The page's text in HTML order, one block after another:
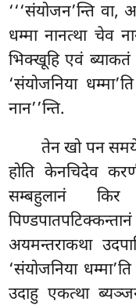
‘‘‘संयोजन’न्ति वा,
धम्मा नानत्था चेव
भिक्खूहि एवं ब्याकतं
‘संयोजनिया
नान’’न्ति.
तेन खो पन
होति केनचिदेव
सम्बहुलानं
अयमन्तराकथा
‘संयोजनिया
उदाहु एकत्था